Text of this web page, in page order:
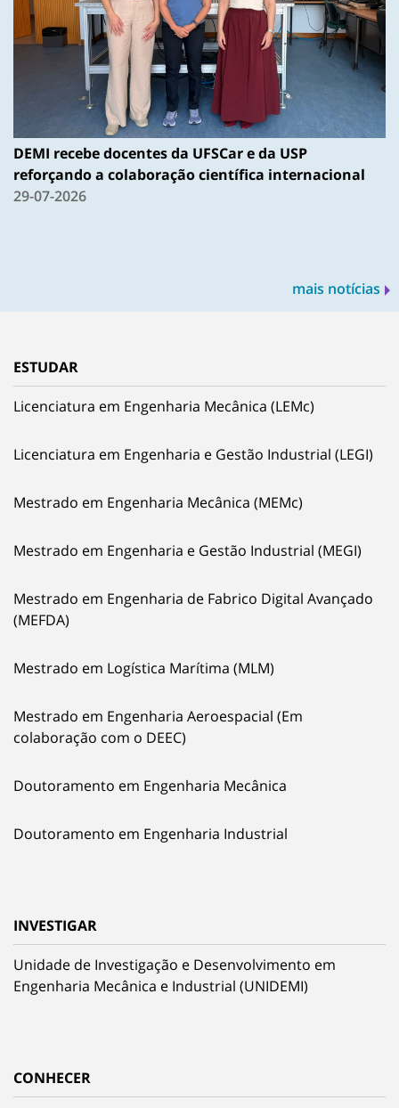
DEMI recebe docentes da UFSCar e da USP
reforçando a colaboração científica internacional
29-07-2026
mais notícias
ESTUDAR
Licenciatura em Engenharia Mecânica (LEMc)
Licenciatura em Engenharia e Gestão Industrial (LEGI)
Mestrado em Engenharia Mecânica (MEMc)
Mestrado em Engenharia e Gestão Industrial (MEGI)
Mestrado em Engenharia de Fabrico Digital Avançado
(MEFDA)
Mestrado em Logística Marítima (MLM)
Mestrado em Engenharia Aeroespacial (Em
colaboração com o DEEC)
Doutoramento em Engenharia Mecânica
Doutoramento em Engenharia Industrial
INVESTIGAR
Unidade de Investigação e Desenvolvimento em
Engenharia Mecânica e Industrial (UNIDEMI)
CONHECER